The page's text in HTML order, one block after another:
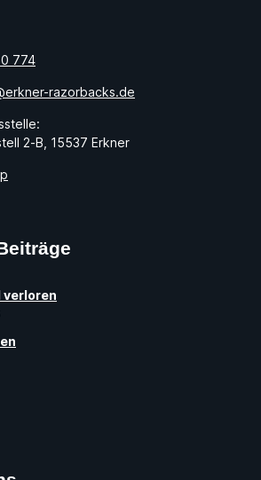
774
razorbacks.de
2-B, 15537 Erkner
verloren